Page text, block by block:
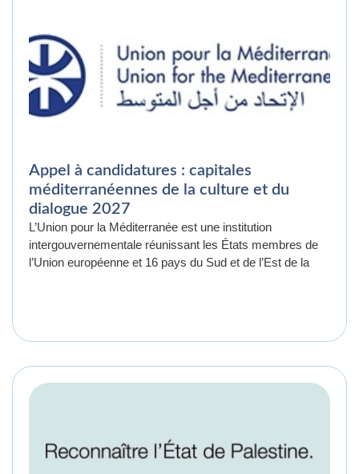
Appel à candidatures : capitales
méditerranéennes de la culture et du
dialogue 2027
L’Union pour la Méditerranée est une institution
intergouvernementale réunissant les États membres de
l’Union européenne et 16 pays du Sud et de l’Est de la